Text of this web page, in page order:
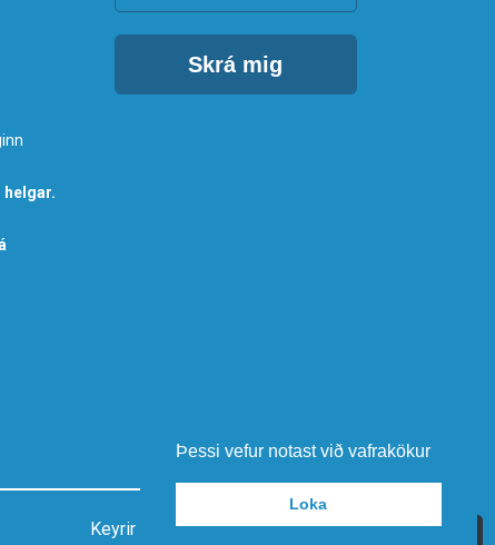
Þessi vefur notast við vafrakökur
Loka
helgar.
Skrá mig
Keyrir á vefumsjónarkerfi Smartmedia